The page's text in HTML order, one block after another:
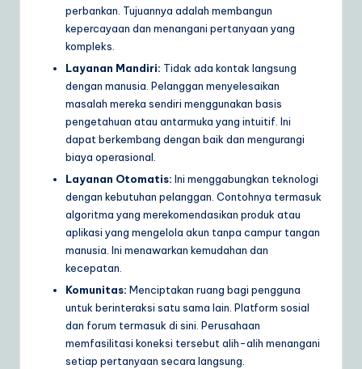
perbankan. Tujuannya adalah membangun
kepercayaan dan menangani pertanyaan yang
kompleks.
Layanan Mandiri: Tidak ada kontak langsung
dengan manusia. Pelanggan menyelesaikan
masalah mereka sendiri menggunakan basis
pengetahuan atau antarmuka yang intuitif. Ini
dapat berkembang dengan baik dan mengurangi
biaya operasional.
Layanan Otomatis: Ini menggabungkan teknologi
dengan kebutuhan pelanggan. Contohnya termasuk
algoritma yang merekomendasikan produk atau
aplikasi yang mengelola akun tanpa campur tangan
manusia. Ini menawarkan kemudahan dan
kecepatan.
Komunitas: Menciptakan ruang bagi pengguna
untuk berinteraksi satu sama lain. Platform sosial
dan forum termasuk di sini. Perusahaan
memfasilitasi koneksi tersebut alih-alih menangani
setiap pertanyaan secara langsung.